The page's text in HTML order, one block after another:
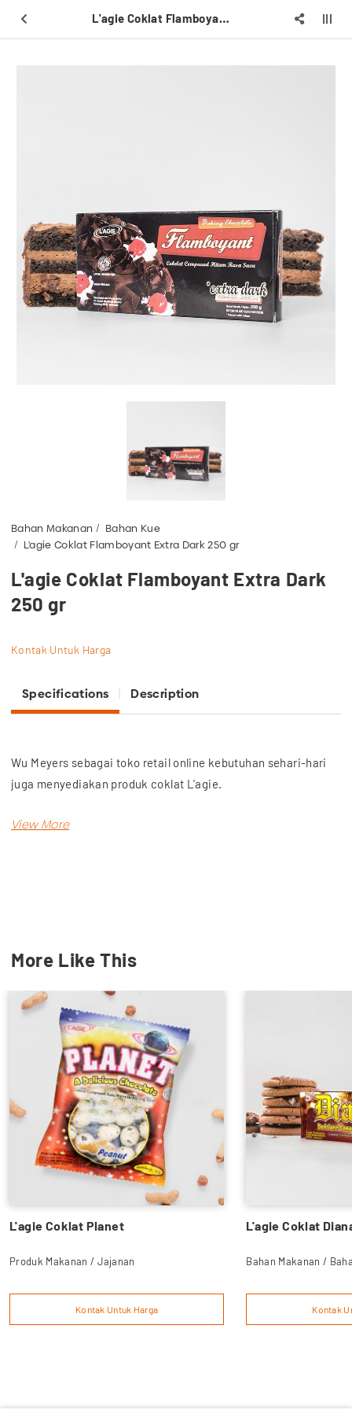
L'agie Coklat Flamboyant Extra Dark 250 gr
Bahan Makanan
Bahan Kue
L'agie Coklat Flamboyant Extra Dark 250 gr
L'agie Coklat Flamboyant Extra Dark
250 gr
Kontak Untuk Harga
Specifications Description
Wu Meyers sebagai toko retail online kebutuhan sehari-hari
juga menyediakan produk coklat L'agie.
Coklat klasik Flamboyant Dark ini adalah salah satu produk
Flamboyant Extra Dark dari Wu Meyers.
More Like This
L'agie Coklat Planet
Produk Makanan / Jajanan
Kontak Untuk Harga
L'agie Coklat
Bahan Makanan /
Kontak